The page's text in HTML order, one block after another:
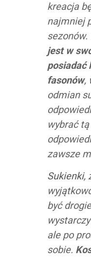
kreacja
najmniej
jest w
posiadać
fasonów,
odmian
wybrać
zawsze
Sukienki,
być
ale po
sobie.